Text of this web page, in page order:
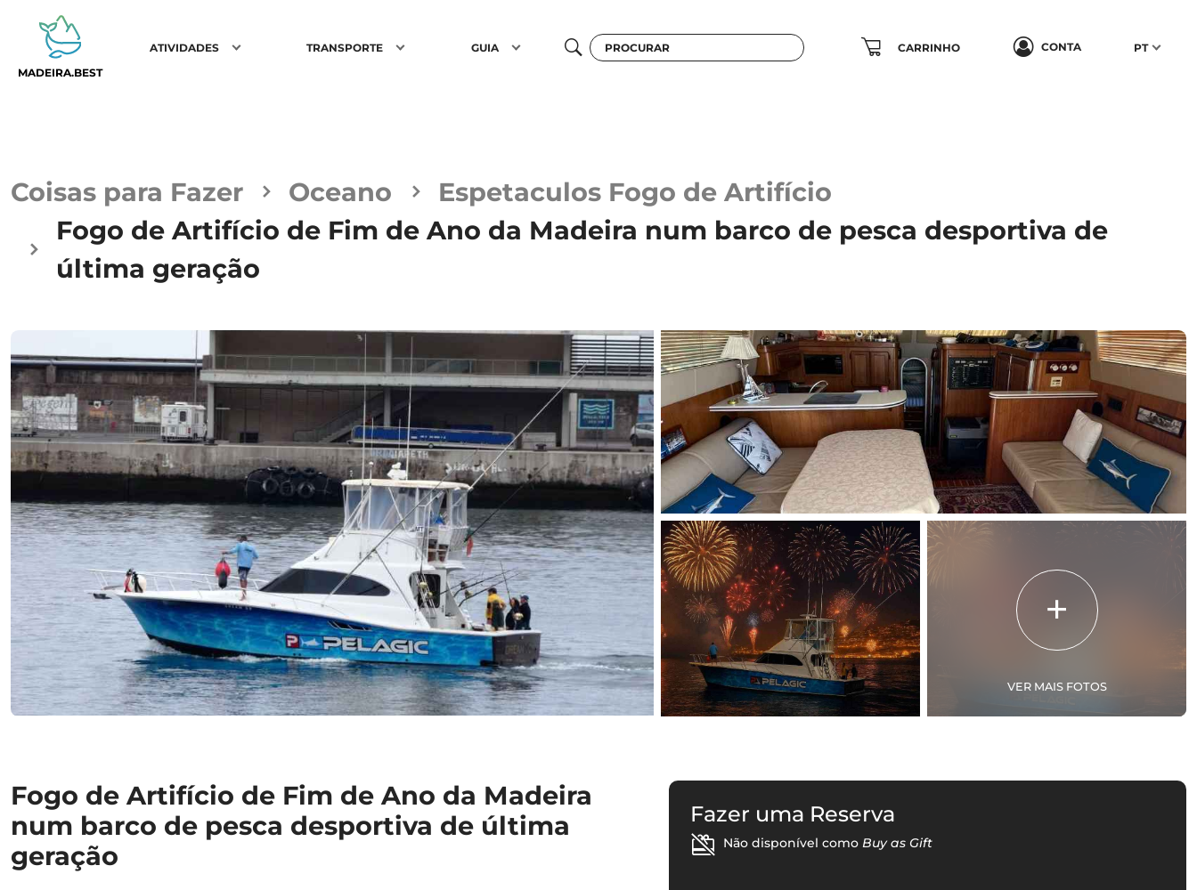
MADEIRA.BEST
ATIVIDADES TRANSPORTE GUIA CARRINHO CONTA PT
Coisas para Fazer Oceano
Espetaculos Fogo de Artifício
Fogo de Artifício de Fim de Ano da Madeira num barco de pesca desportiva de
última geração
VER MAIS FOTOS
Fogo de Artifício de Fim de Ano da Madeira
num barco de pesca desportiva de última
geração
Fazer uma Reserva
Não disponível comoBuy as Gift